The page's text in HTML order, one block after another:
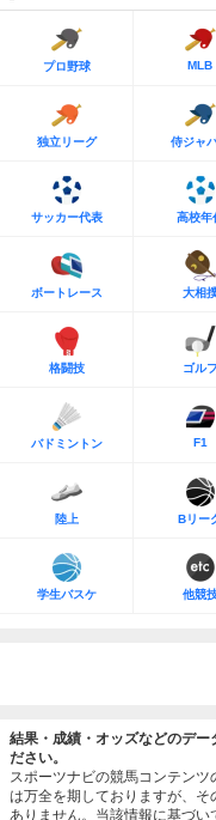
プロ野球 MLB
独立リーグ 侍ジャ
サッカー代表 高校年
ボートレース 大相
格闘技 ゴルフ
バドミントン F1
陸上 Bリー
学生バスケ 他競
結果・成績・オッズなどのデー
ださい。
スポーツナビの競馬コンテン
は万全を期しておりますが、
ありません。当該情報に基づ